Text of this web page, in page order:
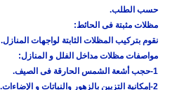
حسب الطلب.
مظلات مثبتة فى الحائط:
نقوم بتركيب المظلات الثابتة لواجهات المنازل.
مواصفات مظلات مداخل الفلل و المنازل:
1-حجب أشعة الشمس الحارقة فى الصيف.
2-إمكانية التزيين بالزهور والنباتات و الإضاءات.